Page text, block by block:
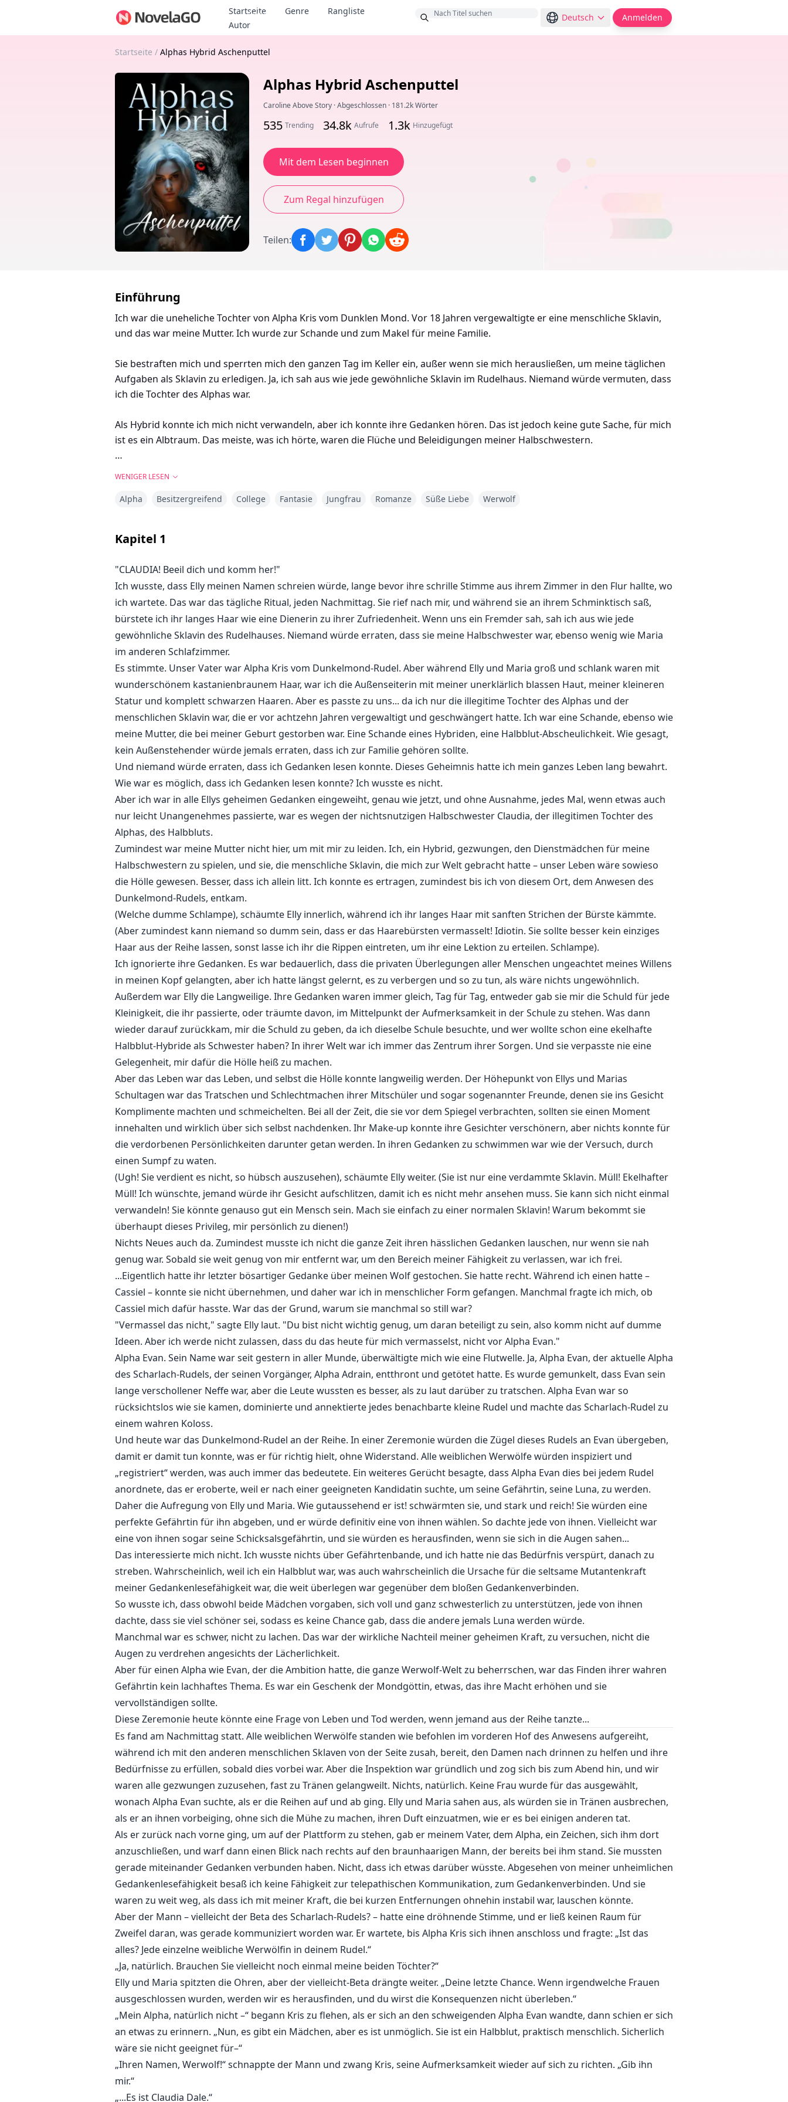
Startseite Genre
Rangliste
Autor
Bonus Deutsch Anmelden
Startseite / Alphas Hybrid Aschenputtel
Alphas Hybrid Aschenputtel
Caroline Above Story ·Abgeschlossen · 181.2k Wörter
535 Trending 34.8k Aufrufe 1.3k Hinzugefügt
Mit dem Lesen beginnen
Zum Regal hinzufügen
Teilen:
Einführung
Ich war die uneheliche Tochter von Alpha Kris vom Dunklen Mond. Vor 18 Jahren vergewaltigte er eine menschliche Sklavin,
und das war meine Mutter. Ich wurde zur Schande und zum Makel für meine Familie.
Sie bestraften mich und sperrten mich den ganzen Tag im Keller ein, außer wenn sie mich herausließen, um meine täglichen
Aufgaben als Sklavin zu erledigen. Ja, ich sah aus wie jede gewöhnliche Sklavin im Rudelhaus. Niemand würde vermuten, dass
ich die Tochter des Alphas war.
Als Hybrid konnte ich mich nicht verwandeln, aber ich konnte ihre Gedanken hören. Das ist jedoch keine gute Sache, für mich
ist es ein Albtraum. Das meiste, was ich hörte, waren die Flüche und Beleidigungen meiner Halbschwestern.
langes Haar wie eine Dienerin zu ihrer Zufriedenheit. Niemand würde ahnen, dass sie meine Halbschwester war, ebenso
wenig wie Maria im anderen Schlafzimmer...
WENIGER LESEN
Alpha Besitzergreifend College Fantasie Jungfrau Romanze Süße Liebe Werwolf
Kapitel 1
"CLAUDIA! Beeil dich und komm her!"
Ich wusste, dass Elly meinen Namen schreien würde, lange bevor ihre schrille Stimme aus ihrem Zimmer in den Flur hallte, wo
ich wartete. Das war das tägliche Ritual, jeden Nachmittag. Sie rief nach mir, und während sie an ihrem Schminktisch saß,
bürstete ich ihr langes Haar wie eine Dienerin zu ihrer Zufriedenheit. Wenn uns ein Fremder sah, sah ich aus wie jede
gewöhnliche Sklavin des Rudelhauses. Niemand würde erraten, dass sie meine Halbschwester war, ebenso wenig wie Maria
im anderen Schlafzimmer.
Es stimmte. Unser Vater war Alpha Kris vom Dunkelmond-Rudel. Aber während Elly und Maria groß und schlank waren mit
wunderschönem kastanienbraunem Haar, war ich die Außenseiterin mit meiner unerklärlich blassen Haut, meiner kleineren
Statur und komplett schwarzen Haaren. Aber es passte zu uns... da ich nur die illegitime Tochter des Alphas und der
menschlichen Sklavin war, die er vor achtzehn Jahren vergewaltigt und geschwängert hatte. Ich war eine Schande, ebenso wie
meine Mutter, die bei meiner Geburt gestorben war. Eine Schande eines Hybriden, eine Halbblut-Abscheulichkeit. Wie gesagt,
kein Außenstehender würde jemals erraten, dass ich zur Familie gehören sollte.
Und niemand würde erraten, dass ich Gedanken lesen konnte. Dieses Geheimnis hatte ich mein ganzes Leben lang bewahrt.
Wie war es möglich, dass ich Gedanken lesen konnte? Ich wusste es nicht.
Aber ich war in alle Ellys geheimen Gedanken eingeweiht, genau wie jetzt, und ohne Ausnahme, jedes Mal, wenn etwas auch
nur leicht Unangenehmes passierte, war es wegen der nichtsnutzigen Halbschwester Claudia, der illegitimen Tochter des
Alphas, des Halbbluts.
Zumindest war meine Mutter nicht hier, um mit mir zu leiden. Ich, ein Hybrid, gezwungen, den Dienstmädchen für meine
Halbschwestern zu spielen, und sie, die menschliche Sklavin, die mich zur Welt gebracht hatte – unser Leben wäre sowieso
die Hölle gewesen. Besser, dass ich allein litt. Ich konnte es ertragen, zumindest bis ich von diesem Ort, dem Anwesen des
Dunkelmond-Rudels, entkam.
(Welche dumme Schlampe), schäumte Elly innerlich, während ich ihr langes Haar mit sanften Strichen der Bürste kämmte.
(Aber zumindest kann niemand so dumm sein, dass er das Haarebürsten vermasselt! Idiotin. Sie sollte besser kein einziges
Haar aus der Reihe lassen, sonst lasse ich ihr die Rippen eintreten, um ihr eine Lektion zu erteilen. Schlampe).
Ich ignorierte ihre Gedanken. Es war bedauerlich, dass die privaten Überlegungen aller Menschen ungeachtet meines Willens
in meinen Kopf gelangten, aber ich hatte längst gelernt, es zu verbergen und so zu tun, als wäre nichts ungewöhnlich.
Außerdem war Elly die Langweilige. Ihre Gedanken waren immer gleich, Tag für Tag, entweder gab sie mir die Schuld für jede
Kleinigkeit, die ihr passierte, oder träumte davon, im Mittelpunkt der Aufmerksamkeit in der Schule zu stehen. Was dann
wieder darauf zurückkam, mir die Schuld zu geben, da ich dieselbe Schule besuchte, und wer wollte schon eine ekelhafte
Halbblut-Hybride als Schwester haben? In ihrer Welt war ich immer das Zentrum ihrer Sorgen. Und sie verpasste nie eine
Gelegenheit, mir dafür die Hölle heiß zu machen.
Aber das Leben war das Leben, und selbst die Hölle konnte langweilig werden. Der Höhepunkt von Ellys und Marias
Schultagen war das Tratschen und Schlechtmachen ihrer Mitschüler und sogar sogenannter Freunde, denen sie ins Gesicht
Komplimente machten und schmeichelten. Bei all der Zeit, die sie vor dem Spiegel verbrachten, sollten sie einen Moment
innehalten und wirklich über sich selbst nachdenken. Ihr Make-up konnte ihre Gesichter verschönern, aber nichts konnte für
die verdorbenen Persönlichkeiten darunter getan werden. In ihren Gedanken zu schwimmen war wie der Versuch, durch
einen Sumpf zu waten.
(Ugh! Sie verdient es nicht, so hübsch auszusehen), schäumte Elly weiter. (Sie ist nur eine verdammte Sklavin. Müll! Ekelhafter
Müll! Ich wünschte, jemand würde ihr Gesicht aufschlitzen, damit ich es nicht mehr ansehen muss. Sie kann sich nicht einmal
verwandeln! Sie könnte genauso gut ein Mensch sein. Mach sie einfach zu einer normalen Sklavin! Warum bekommt sie
überhaupt dieses Privileg, mir persönlich zu dienen!)
Nichts Neues auch da. Zumindest musste ich nicht die ganze Zeit ihren hässlichen Gedanken lauschen, nur wenn sie nah
genug war. Sobald sie weit genug von mir entfernt war, um den Bereich meiner Fähigkeit zu verlassen, war ich frei.
...Eigentlich hatte ihr letzter bösartiger Gedanke über meinen Wolf gestochen. Sie hatte recht. Während ich einen hatte –
Cassiel – konnte sie nicht übernehmen, und daher war ich in menschlicher Form gefangen. Manchmal fragte ich mich, ob
Cassiel mich dafür hasste. War das der Grund, warum sie manchmal so still war?
"Vermassel das nicht," sagte Elly laut. "Du bist nicht wichtig genug, um daran beteiligt zu sein, also komm nicht auf dumme
Ideen. Aber ich werde nicht zulassen, dass du das heute für mich vermasselst, nicht vor Alpha Evan."
Alpha Evan. Sein Name war seit gestern in aller Munde, überwältigte mich wie eine Flutwelle. Ja, Alpha Evan, der aktuelle Alpha
des Scharlach-Rudels, der seinen Vorgänger, Alpha Adrain, entthront und getötet hatte. Es wurde gemunkelt, dass Evan sein
lange verschollener Neffe war, aber die Leute wussten es besser, als zu laut darüber zu tratschen. Alpha Evan war so
rücksichtslos wie sie kamen, dominierte und annektierte jedes benachbarte kleine Rudel und machte das Scharlach-Rudel zu
einem wahren Koloss.
Und heute war das Dunkelmond-Rudel an der Reihe. In einer Zeremonie würden die Zügel dieses Rudels an Evan übergeben,
damit er damit tun konnte, was er für richtig hielt, ohne Widerstand. Alle weiblichen Werwölfe würden inspiziert und
„registriert“ werden, was auch immer das bedeutete. Ein weiteres Gerücht besagte, dass Alpha Evan dies bei jedem Rudel
anordnete, das er eroberte, weil er nach einer geeigneten Kandidatin suchte, um seine Gefährtin, seine Luna, zu werden.
Daher die Aufregung von Elly und Maria. Wie gutaussehend er ist! schwärmten sie, und stark und reich! Sie würden eine
perfekte Gefährtin für ihn abgeben, und er würde definitiv eine von ihnen wählen. So dachte jede von ihnen. Vielleicht war
eine von ihnen sogar seine Schicksalsgefährtin, und sie würden es herausfinden, wenn sie sich in die Augen sahen...
Das interessierte mich nicht. Ich wusste nichts über Gefährtenbande, und ich hatte nie das Bedürfnis verspürt, danach zu
streben. Wahrscheinlich, weil ich ein Halbblut war, was auch wahrscheinlich die Ursache für die seltsame Mutantenkraft
meiner Gedankenlesefähigkeit war, die weit überlegen war gegenüber dem bloßen Gedankenverbinden.
So wusste ich, dass obwohl beide Mädchen vorgaben, sich voll und ganz schwesterlich zu unterstützen, jede von ihnen
dachte, dass sie viel schöner sei, sodass es keine Chance gab, dass die andere jemals Luna werden würde.
Manchmal war es schwer, nicht zu lachen. Das war der wirkliche Nachteil meiner geheimen Kraft, zu versuchen, nicht die
Augen zu verdrehen angesichts der Lächerlichkeit.
Aber für einen Alpha wie Evan, der die Ambition hatte, die ganze Werwolf-Welt zu beherrschen, war das Finden ihrer wahren
Gefährtin kein lachhaftes Thema. Es war ein Geschenk der Mondgöttin, etwas, das ihre Macht erhöhen und sie
vervollständigen sollte.
Diese Zeremonie heute könnte eine Frage von Leben und Tod werden, wenn jemand aus der Reihe tanzte...
Es fand am Nachmittag statt. Alle weiblichen Werwölfe standen wie befohlen im vorderen Hof des Anwesens aufgereiht,
während ich mit den anderen menschlichen Sklaven von der Seite zusah, bereit, den Damen nach drinnen zu helfen und ihre
Bedürfnisse zu erfüllen, sobald dies vorbei war. Aber die Inspektion war gründlich und zog sich bis zum Abend hin, und wir
waren alle gezwungen zuzusehen, fast zu Tränen gelangweilt. Nichts, natürlich. Keine Frau wurde für das ausgewählt,
wonach Alpha Evan suchte, als er die Reihen auf und ab ging. Elly und Maria sahen aus, als würden sie in Tränen ausbrechen,
als er an ihnen vorbeiging, ohne sich die Mühe zu machen, ihren Duft einzuatmen, wie er es bei einigen anderen tat.
Als er zurück nach vorne ging, um auf der Plattform zu stehen, gab er meinem Vater, dem Alpha, ein Zeichen, sich ihm dort
anzuschließen, und warf dann einen Blick nach rechts auf den braunhaarigen Mann, der bereits bei ihm stand. Sie mussten
gerade miteinander Gedanken verbunden haben. Nicht, dass ich etwas darüber wüsste. Abgesehen von meiner unheimlichen
Gedankenlesefähigkeit besaß ich keine Fähigkeit zur telepathischen Kommunikation, zum Gedankenverbinden. Und sie
waren zu weit weg, als dass ich mit meiner Kraft, die bei kurzen Entfernungen ohnehin instabil war, lauschen könnte.
Aber der Mann – vielleicht der Beta des Scharlach-Rudels? – hatte eine dröhnende Stimme, und er ließ keinen Raum für
Zweifel daran, was gerade kommuniziert worden war. Er wartete, bis Alpha Kris sich ihnen anschloss und fragte: „Ist das
alles? Jede einzelne weibliche Werwölfin in deinem Rudel.“
„Ja, natürlich. Brauchen Sie vielleicht noch einmal meine beiden Töchter?“
Elly und Maria spitzten die Ohren, aber der vielleicht-Beta drängte weiter. „Deine letzte Chance. Wenn irgendwelche Frauen
ausgeschlossen wurden, werden wir es herausfinden, und du wirst die Konsequenzen nicht überleben.“
„Mein Alpha, natürlich nicht –“ begann Kris zu flehen, als er sich an den schweigenden Alpha Evan wandte, dann schien er sich
an etwas zu erinnern. „Nun, es gibt ein Mädchen, aber es ist unmöglich. Sie ist ein Halbblut, praktisch menschlich. Sicherlich
wäre sie nicht geeignet für–“
„Ihren Namen, Werwolf!“ schnappte der Mann und zwang Kris, seine Aufmerksamkeit wieder auf sich zu richten. „Gib ihn
mir.“
„...Es ist Claudia Dale.“